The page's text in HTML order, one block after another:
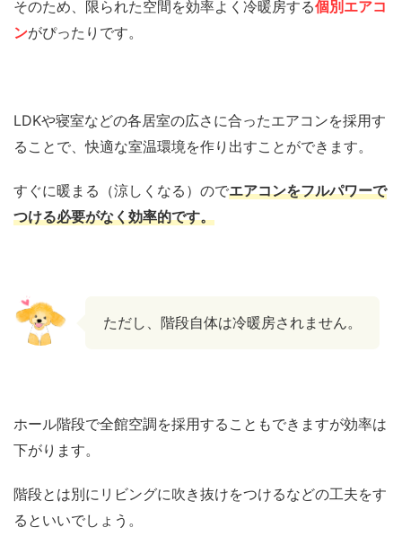
そのため、限られた空間を効率よく冷暖房する個別エアコ
ンがぴったりです。
LDKや寝室などの各居室の広さに合ったエアコンを採用す
ることで、快適な室温環境を作り出すことができます。
すぐに暖まる（涼しくなる）のでエアコンをフルパワーで
つける必要がなく効率的です。
ただし、階段自体は冷暖房されません。
ホール階段で全館空調を採用することもできますが効率は
下がります。
階段とは別にリビングに吹き抜けをつけるなどの工夫をす
るといいでしょう。